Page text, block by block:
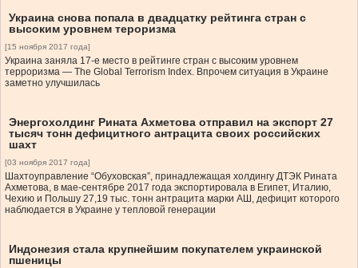
Украина снова попала в двадцатку рейтинга стран с
высоким уровнем тероризма
[15 ноября 2017 года]
Украина заняла 17-е место в рейтинге стран с высоким уровнем
терроризма — The Global Terrorism Index. Впрочем ситуация в Украине
заметно улучшилась
Энергохолдинг Рината Ахметова отправил на экспорт 27
тысяч тонн дефицитного антрацита своих российских
шахт
[03 ноября 2017 года]
Шахтоуправление “Обуховская”, принадлежащая холдингу ДТЭК Рината
Ахметова, в мае-сентябре 2017 года экспортировала в Египет, Италию,
Чехию и Польшу 27,19 тыс. тонн антрацита марки АШ, дефицит которого
наблюдается в Украине у тепловой генерации
Индонезия стала крупнейшим покупателем украинской
пшеницы